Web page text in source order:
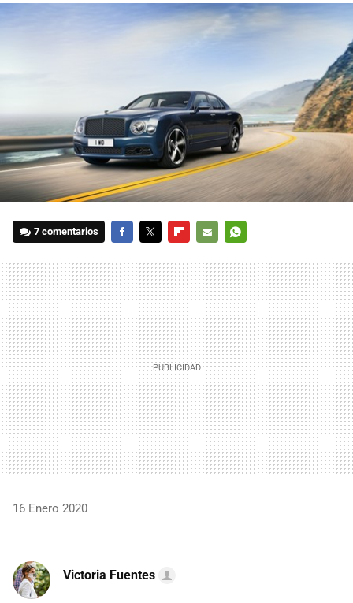
7 comentarios
MAIL
16 Enero 2020
Victoria Fuentes